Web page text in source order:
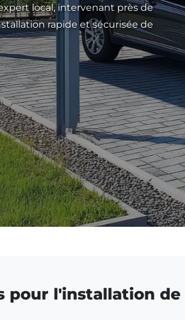
local, intervenant près de
rapide et sécurisée de
pour l'installation